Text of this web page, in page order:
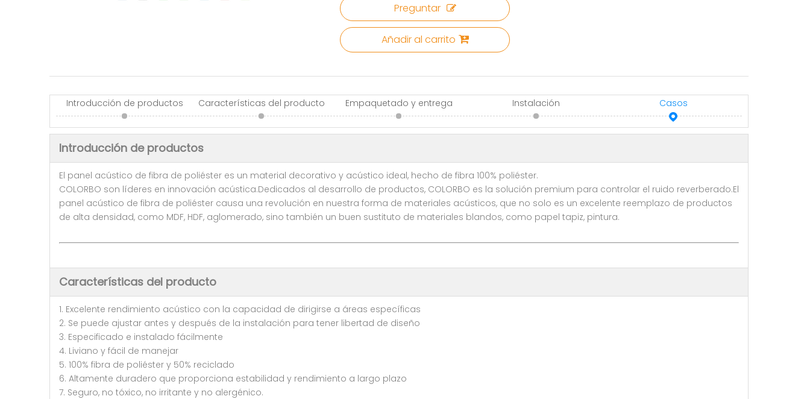
Preguntar
Añadir al carrito
Introducción de productos Características del producto Empaquetado y entrega Instalación Casos
Introducción de productos
El panel acústico de fibra de poliéster es un material decorativo y acústico ideal, hecho de fibra 100% poliéster.
COLORBO son líderes en innovación acústica.Dedicados al desarrollo de productos, COLORBO es la solución premium para controlar el ruido reverberado.El
panel acústico de fibra de poliéster causa una revolución en nuestra forma de materiales acústicos, que no solo es un excelente reemplazo de productos
de alta densidad, como MDF, HDF, aglomerado, sino también un buen sustituto de materiales blandos, como papel tapiz, pintura.
Características del producto
1. Excelente rendimiento acústico con la capacidad de dirigirse a áreas específicas
2. Se puede ajustar antes y después de la instalación para tener libertad de diseño
3. Especificado e instalado fácilmente
4. Liviano y fácil de manejar
5. 100% fibra de poliéster y 50% reciclado
6. Altamente duradero que proporciona estabilidad y rendimiento a largo plazo
7. Seguro, no tóxico, no irritante y no alergénico.